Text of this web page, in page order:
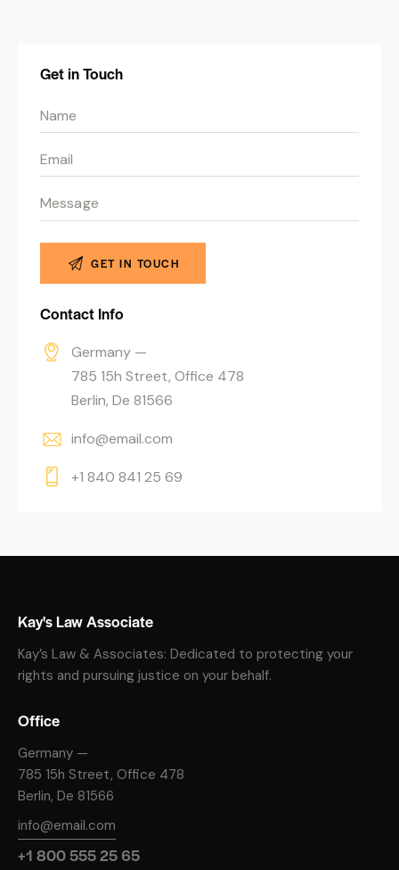
Get in Touch
Contact Info
Germany —
785 15h Street, Office 478
Berlin, De 81566
info@email.com
+1 840 841 25 69
Kay's Law Associate
Kay’s Law & Associates: Dedicated to protecting your
rights and pursuing justice on your behalf.
Office
Germany —
785 15h Street, Office 478
Berlin, De 81566
info@email.com
+1 800 555 25 65